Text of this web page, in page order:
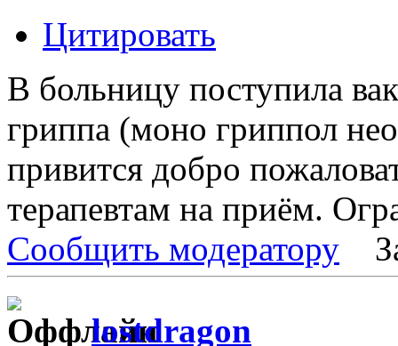
Цитировать
В больницу поступила
гриппа (моно гриппол
привится добро
терапевтам на приём.
Сообщить модератору
lostdragon